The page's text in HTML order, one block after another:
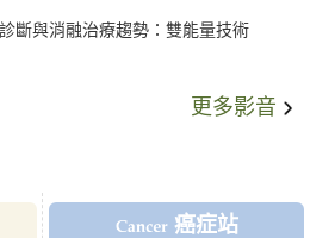
斷與消融治療趨勢：雙能量技術
更多影音
癌症站